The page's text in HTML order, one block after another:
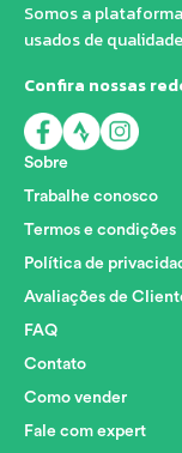
Somos a
usados de
Confira nossas
Sobre
Trabalhe conosco
Termos e condições
Política de
Avaliações de
FAQ
Contato
Como vender
Fale com expert